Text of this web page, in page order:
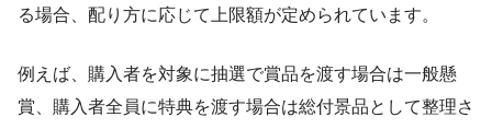
る場合、配り方に応じて上限額が定められています。
例えば、購入者を対象に抽選で賞品を渡す場合は一般懸
賞、購入者全員に特典を渡す場合は総付景品として整理さ